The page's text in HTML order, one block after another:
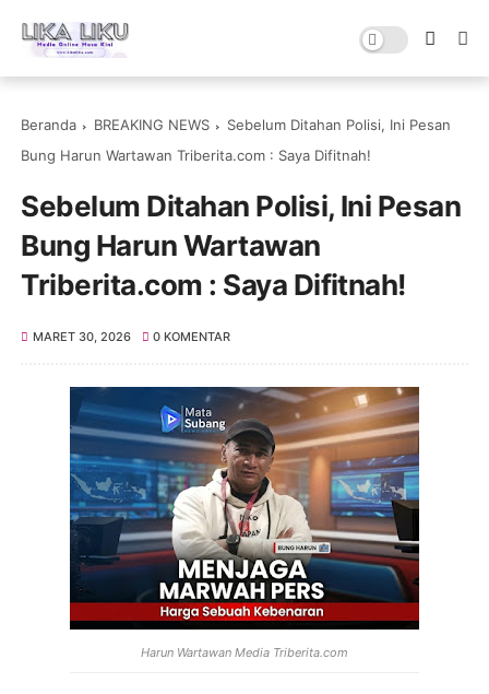
Beranda BREAKING NEWS
Sebelum Ditahan Polisi, Ini Pesan
Bung Harun Wartawan Triberita.com : Saya Difitnah!
Sebelum Ditahan Polisi, Ini Pesan
Bung Harun Wartawan
Triberita.com : Saya Difitnah!
MARET 30, 2026 0 KOMENTAR
Harun Wartawan Media Triberita.com